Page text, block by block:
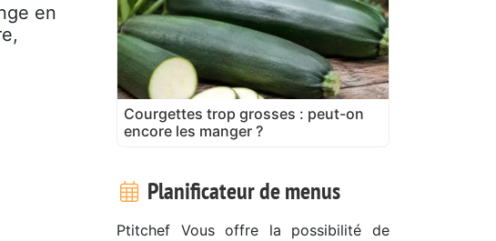
en
Courgettes trop grosses : peut-on
encore les manger ?
Planificateur de menus
Ptitchef Vous offre la possibilité de